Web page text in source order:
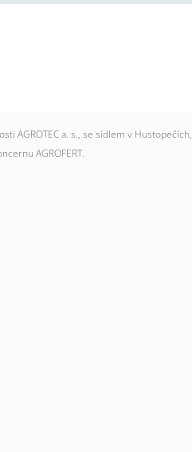
AGROTEC a. s., se sídlem v
AGROFERT.